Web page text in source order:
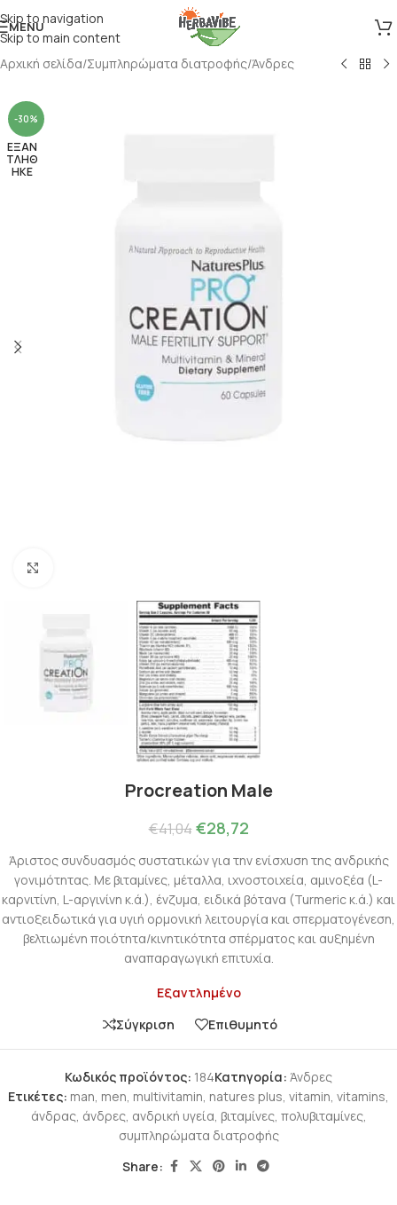
Skip to navigation
Skip to main content
MENU
Αρχική σελίδα/Συμπληρώματα διατροφής/Άνδρες
-30%
ΕΞΑΝ
ΤΛΗΘ
ΗΚΕ
Procreation Male
€41,04 €28,72
Άριστος συνδυασμός συστατικών για την ενίσχυση της ανδρικής
γονιμότητας. Με βιταμίνες, μέταλλα, ιχνοστοιχεία, αμινοξέα (L-
καρνιτίνη, L-αργινίνη κ.ά.), ένζυμα, ειδικά βότανα (Turmeric κ.ά.) και
αντιοξειδωτικά για υγιή ορμονική λειτουργία και σπερματογένεση,
βελτιωμένη ποιότητα/κινητικότητα σπέρματος και αυξημένη
αναπαραγωγική επιτυχία.
Εξαντλημένο
Σύγκριση
Επιθυμητό
Κωδικός προϊόντος: 184Κατηγορία: Άνδρες
Ετικέτες: man, men, multivitamin, natures plus, vitamin, vitamins,
άνδρας, άνδρες, ανδρική υγεία, βιταμίνες, πολυβιταμίνες,
συμπληρώματα διατροφής
Share: